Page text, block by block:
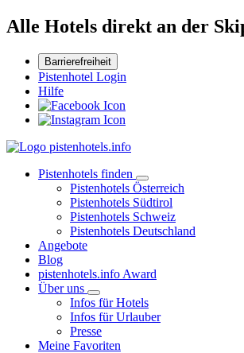
Alle Hotels direkt an der
Barrierefreiheit
Pistenhotel Login
Hilfe
Pistenhotels finden
Pistenhotels Österreich
Pistenhotels Südtirol
Pistenhotels Schweiz
Pistenhotels Deutschland
Angebote
Blog
pistenhotels.info Award
Über uns
Infos für Hotels
Infos für Urlauber
Presse
Meine Favoriten